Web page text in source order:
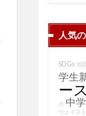
人気
SDGs 地
学生
ー
ホ 中
ウェイス